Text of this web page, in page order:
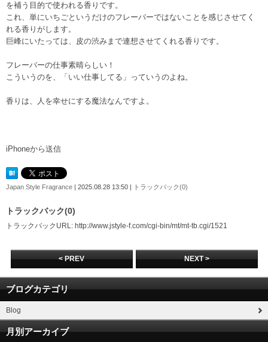
を補う目的で使われる香りです。
これ、単にいちごというだけのフレーバーではないことを感じさせてく
れる香りがします。
巨峰にいたっては、皮の渋みまで連想させてくれる香りです。
フレーバーの仕事素晴らしい！
こういうのを、「いい仕事してる」っていうのよね。
香りは、人を幸せにする魔法なんですよ。
iPhoneから送信
Japan Style Fragrance | 2025.08.28 13:50 | トラックバック(0)
トラックバック(0)
トラックバックURL: http://www.jstyle-f.com/cgi-bin/mt/mt-tb.cgi/1521
< PREV NEXT >
ブログカテゴリ
Blog
月別アーカイブ